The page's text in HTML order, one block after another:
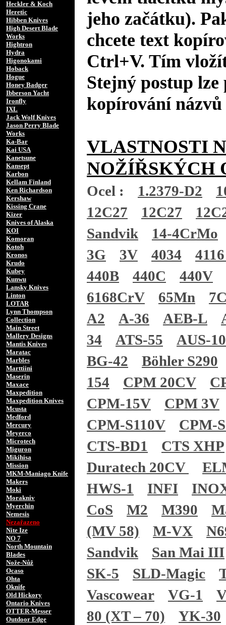
Heckler & Koch
Heretic
Hibben Knives
High Desert Blade
Works
Hightron
Hydra
Higonokami
Hoback
Hogue
Honey Badger
Ibberson Yacht
Ironfly
IXL
Jack Wolf Knives
Jason Perry Blade
Works
Ka-Bar
Kai USA
Kanetsune
Kansept
Karbon
Kellam Finland
Ken Richardson
Kershaw
Kissing Crane
Kizer
Knives of Alaska
KOI
Komoran
Kotoh
Kronos
Krudo
Kubey
Kunwu
Lansky Knives
Linton
LOTAR
Lynn Thompson
Collection
Main Street
Mallery Designs
Mantis Knives
Maratac
Marbles
Marttiini
Maserin
Maxace
Maxpedition
Maxpedition Knives
Mcusta
Medford
Mercury
Meyerco
Microtech
Miguron
Mikihisa
Mission
MKM-Maniago Knife
Makers
Moki
Morakniv
Myerchin
Nemesis
Nezařazeno
Nite Ize
NO 7
North Mountain
Blades
Nože-Nůž
Ocaso
Ohta
Oknife
Old Hickory
Ontario Knives
OTTER-Messer
Outdoor Edge
jeho začátku).
chcete text
Ctrl+V. Tím
Stejný postup
kopírování
VLASTNOSTI
NOŽÍŘSKÝCH
Ocel : 1.2379-D2
12C27
12C27
Sandvik
14-4CrMo
3G
3V 4034
440B
440C
440V
6168CrV
65Mn
A2
A-36 AEB-L
34
ATS-55
AUS-
BG-42
Böhler S290
154
CPM 20CV
CPM-15V
CPM 3V
CPM-S110V
CPM-
CTS-BD1
CTS XHP
Duratech 20CV
HWS-1
INFI
CoS
M2 M390
(MV 58)
M-VX
Sandvik
San Mai III
SK-5
SLD-Magic
Vascowear
VG-1
80 (XT – 70)
YK-30